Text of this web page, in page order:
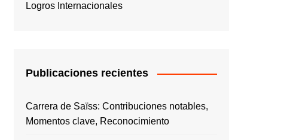
Logros Internacionales
Publicaciones recientes
Carrera de Saïss: Contribuciones notables,
Momentos clave, Reconocimiento